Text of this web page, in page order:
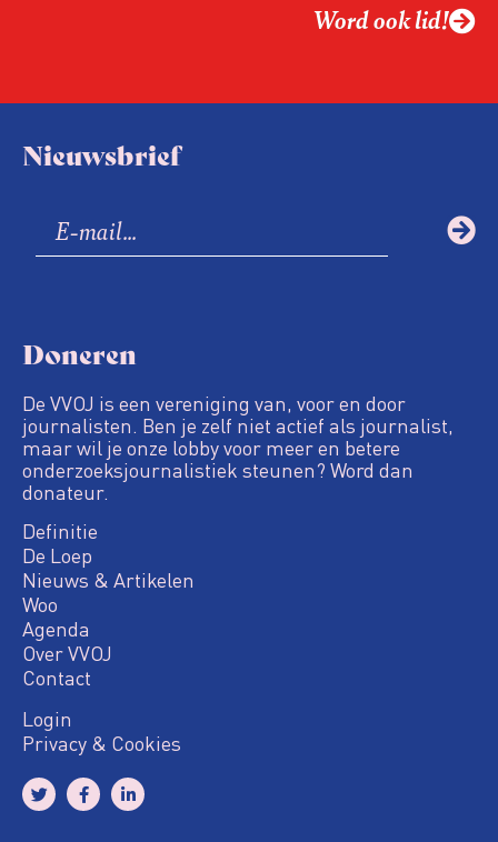
Word ook lid!
Nieuwsbrief
Doneren
De VVOJ is een vereniging van, voor en door
journalisten. Ben je zelf niet actief als journalist,
maar wil je onze lobby voor meer en betere
onderzoeksjournalistiek steunen? Word dan
donateur.
Definitie
De Loep
Nieuws & Artikelen
Woo
Agenda
Over VVOJ
Contact
Login
Privacy & Cookies